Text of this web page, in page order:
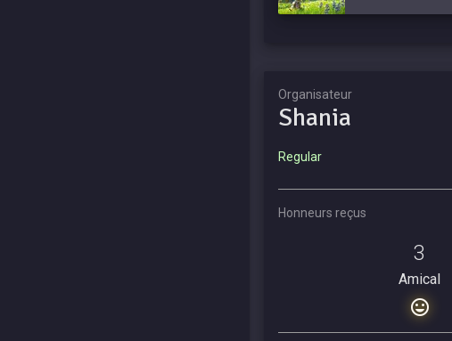
Organisateur
Shania
Regular
Honneurs reçus
3
Amical